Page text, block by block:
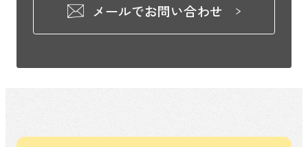
メールでお問い合わせ